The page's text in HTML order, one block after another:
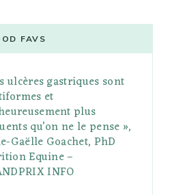
t
a
g
r
a
m
e
r
e
s
o
l
r
FAVS
ulcères gastriques sont
et
plus
qu’on ne le pense »,
Gaëlle Goachet, PhD
Equine –
INFO